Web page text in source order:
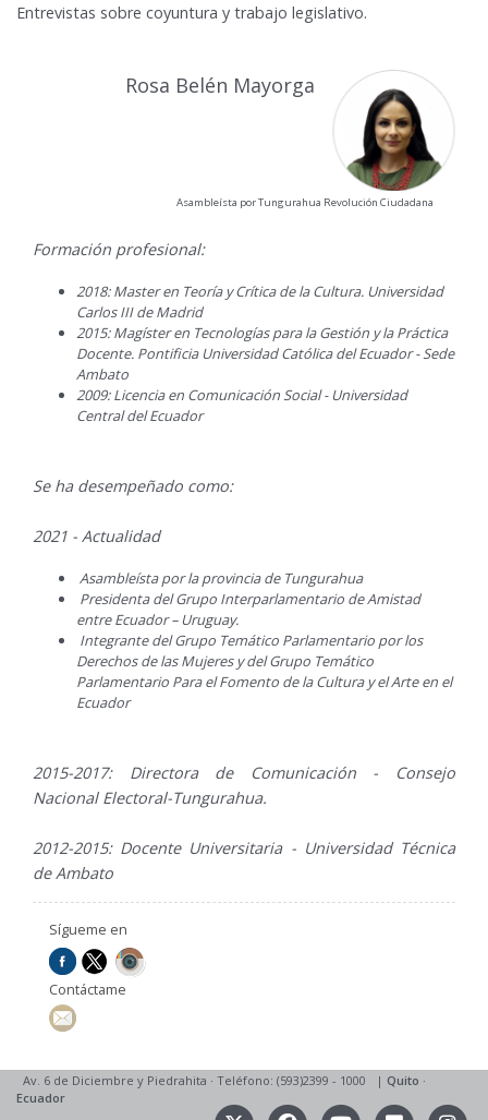
Entrevistas sobre coyuntura y trabajo legislativo.
Rosa Belén Mayorga
Asambleísta por Tungurahua Revolución Ciudadana
Formación profesional:
2018: Master en Teoría y Crítica de la Cultura. Universidad
Carlos III de Madrid
2015: Magíster en Tecnologías para la Gestión y la Práctica
Docente. Pontificia Universidad Católica del Ecuador - Sede
Ambato
2009: Licencia en Comunicación Social - Universidad
Central del Ecuador
Se ha desempeñado como:
2021 - Actualidad
Asambleísta por la provincia de Tungurahua
Presidenta del Grupo Interparlamentario de Amistad
entre Ecuador – Uruguay.
Integrante del Grupo Temático Parlamentario por los
Derechos de las Mujeres y del Grupo Temático
Parlamentario Para el Fomento de la Cultura y el Arte en el
Ecuador
2015-2017: Directora de Comunicación - Consejo
Nacional Electoral-Tungurahua.
2012-2015: Docente Universitaria - Universidad Técnica
de Ambato
Sígueme en
Contáctame
Av. 6 de Diciembre y Piedrahita · Teléfono: (593)2399 - 1000 | Quito ·
Ecuador